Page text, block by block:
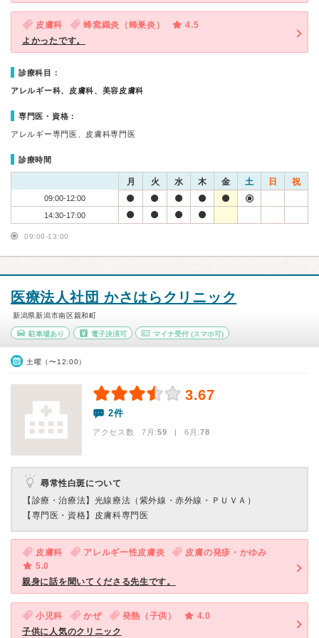
皮膚科 蜂窩織炎（蜂巣炎）
4.5
よかったです。
診療科目：
アレルギー科、皮膚科、美容皮膚科
専門医・資格：
アレルギー専門医、皮膚科専門医
診療時間
月 火 水 木 金 土 日 祝
09:00-12:00
14:30-17:00
09:00-13:00
医療法人社団 かさはらクリニック
新潟県新潟市南区親和町
駐車場あり 電子決済可 マイナ受付 (スマホ可)
土曜（〜12:00）
3.67
2件
アクセス数 7月:59 | 6月:78
尋常性白斑について
【診療・治療法】 光線療法（紫外線・赤外線・ＰＵＶＡ）
【専門医・資格】 皮膚科専門医
皮膚科 アレルギー性皮膚炎
皮膚の発疹・かゆみ
5.0
親身に話を聞いてくださる先生です。
小児科 かぜ 発熱（子供）
4.0
子供に人気のクリニック